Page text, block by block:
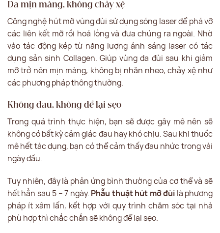
Da mịn màng, không chảy xệ
Công nghệ hút mỡ vùng đùi sử dụng sóng laser để phá vỡ
các liên kết mỡ rồi hoá lỏng và đưa chúng ra ngoài. Nhờ
vào tác động kép từ năng lượng ánh sáng laser có tác
dụng sản sinh Collagen. Giúp vùng da đùi sau khi giảm
mỡ trở nên mịn màng, không bị nhăn nheo, chảy xệ như
các phương pháp thông thường.
Không đau, không để lại sẹo
Trong quá trình thực hiện, bạn sẽ được gây mê nên sẽ
không có bất kỳ cảm giác đau hay khó chịu. Sau khi thuốc
mê hết tác dụng, bạn có thể cảm thấy đau nhức trong vài
ngày đầu.
Tuy nhiên, đây là phản ứng bình thường của cơ thể và sẽ
hết hẳn sau 5 – 7 ngày. Phẫu thuật hút mỡ đùi là phương
pháp ít xâm lấn, kết hợp với quy trình chăm sóc tại nhà
phù hợp thì chắc chắn sẽ không để lại sẹo.